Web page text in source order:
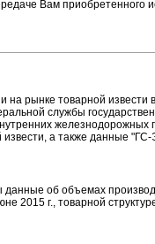
Вам приобретенного
на рынке товарной извести
службы
а также данные
об объемах
2015 г., товарной